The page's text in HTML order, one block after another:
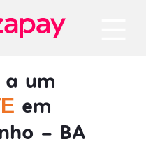
um
em
- BA